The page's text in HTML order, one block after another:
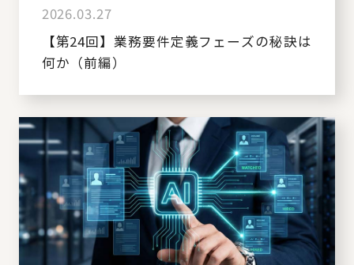
2026.03.27
【第24回】業務要件定義フェーズの秘訣は
何か（前編）